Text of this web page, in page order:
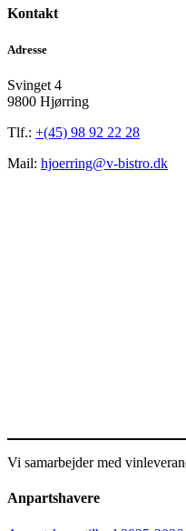
Kontakt
Adresse
Svinget 4
9800 Hjørring
Tlf.: +(45) 98 92 22 28
Mail: hjoerring@v-bistro.dk
Vi samarbejder med
Anpartshavere